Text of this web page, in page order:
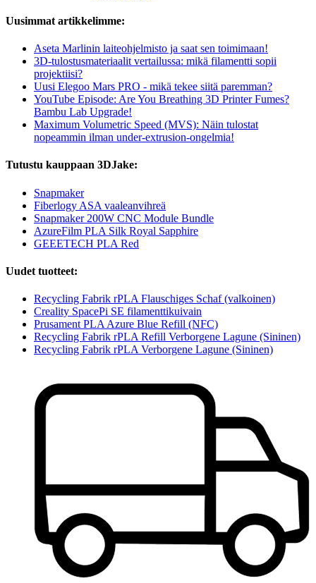
Uusimmat artikkelimme:
Aseta Marlinin laiteohjelmisto ja saat sen toimimaan!
3D-tulostusmateriaalit vertailussa: mikä filamentti sopii
projektiisi?
Uusi Elegoo Mars PRO - mikä tekee siitä paremman?
YouTube Episode: Are You Breathing 3D Printer Fumes?
Bambu Lab Upgrade!
Maximum Volumetric Speed (MVS): Näin tulostat
nopeammin ilman under-extrusion-ongelmia!
Tutustu kauppaan 3DJake:
Snapmaker
Fiberlogy ASA vaaleanvihreä
Snapmaker 200W CNC Module Bundle
AzureFilm PLA Silk Royal Sapphire
GEEETECH PLA Red
Uudet tuotteet:
Recycling Fabrik rPLA Flauschiges Schaf (valkoinen)
Creality SpacePi SE filamenttikuivain
Prusament PLA Azure Blue Refill (NFC)
Recycling Fabrik rPLA Refill Verborgene Lagune (Sininen)
Recycling Fabrik rPLA Verborgene Lagune (Sininen)